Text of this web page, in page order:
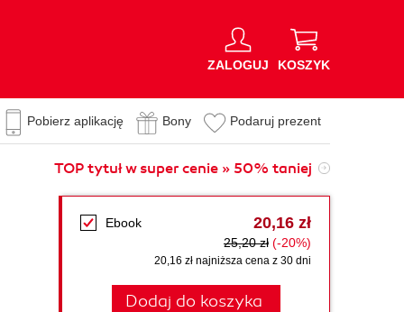
ZALOGUJ KOSZYK
Pobierz aplikację Bony Podaruj prezent
TOP tytuł w super cenie » 50% taniej
Ebook 20,16 zł
25,20 zł (-20%)
20,16 zł najniższa cena z 30 dni
Dodaj do koszyka